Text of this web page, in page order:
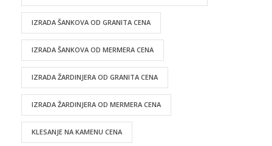
IZRADA ŠANKOVA OD GRANITA CENA
IZRADA ŠANKOVA OD MERMERA CENA
IZRADA ŽARDINJERA OD GRANITA CENA
IZRADA ŽARDINJERA OD MERMERA CENA
KLESANJE NA KAMENU CENA